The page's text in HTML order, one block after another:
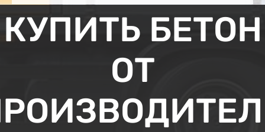
КУПИТЬ БЕТОН
ОТ